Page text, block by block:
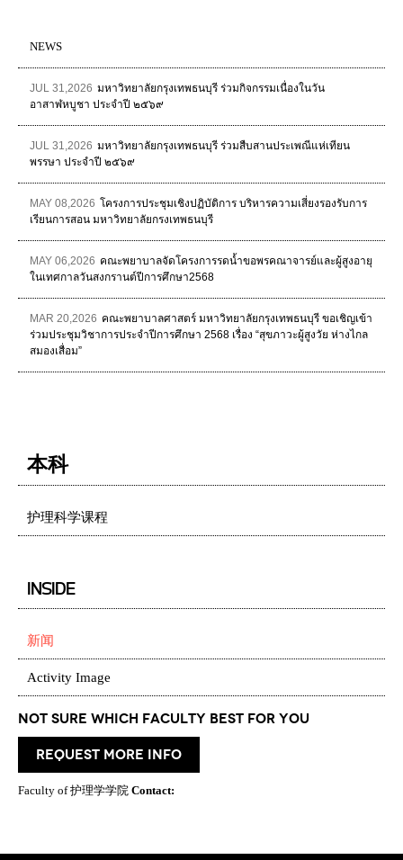
NEWS
JUL 31,2026 มหาวิทยาลัยกรุงเทพธนบุรี ร่วมกิจกรรมเนื่องในวัน
อาสาฬหบูชา ประจำปี ๒๕๖๙
JUL 31,2026 มหาวิทยาลัยกรุงเทพธนบุรี ร่วมสืบสานประเพณีแห่เทียน
พรรษา ประจำปี ๒๕๖๙
MAY 08,2026 โครงการประชุมเชิงปฏิบัติการ บริหารความเสี่ยงรองรับการ
เรียนการสอน มหาวิทยาลัยกรงเทพธนบุรี
MAY 06,2026 คณะพยาบาลจัดโครงการรดน้ำขอพรคณาจารย์และผู้สูงอายุ
ในเทศกาลวันสงกรานต์ปีการศึกษา2568
MAR 20,2026 คณะพยาบาลศาสตร์ มหาวิทยาลัยกรุงเทพธนบุรี ขอเชิญเข้า
ร่วมประชุมวิชาการประจำปีการศึกษา 2568 เรื่อง “สุขภาวะผู้สูงวัย ห่างไกล
สมองเสื่อม”
本科
护理科学课程
INSIDE
新闻
Activity Image
Not Sure which Faculty best for you
request more info
Faculty of 护理学学院 Contact: